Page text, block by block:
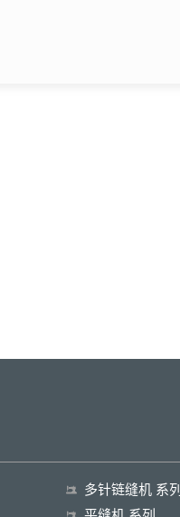
多针链缝机 系列